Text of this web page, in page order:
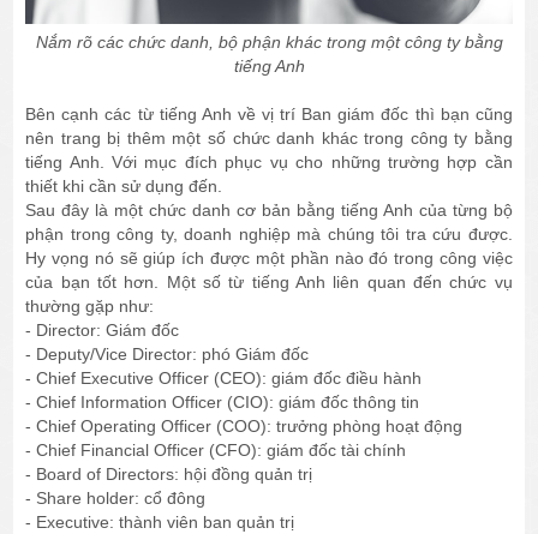
Nắm rõ các chức danh, bộ phận khác trong một công ty bằng
tiếng Anh
Bên cạnh các từ tiếng Anh về vị trí Ban giám đốc thì bạn cũng
nên trang bị thêm một số chức danh khác trong công ty bằng
tiếng Anh. Với mục đích phục vụ cho những trường hợp cần
thiết khi cần sử dụng đến.
Sau đây là một chức danh cơ bản bằng tiếng Anh của từng bộ
phận trong công ty, doanh nghiệp mà chúng tôi tra cứu được.
Hy vọng nó sẽ giúp ích được một phần nào đó trong công việc
của bạn tốt hơn. Một số từ tiếng Anh liên quan đến chức vụ
thường gặp như:
- Director: Giám đốc
- Deputy/Vice Director: phó Giám đốc
- Chief Executive Officer (CEO): giám đốc điều hành
- Chief Information Officer (CIO): giám đốc thông tin
- Chief Operating Officer (COO): trưởng phòng hoạt động
- Chief Financial Officer (CFO): giám đốc tài chính
- Board of Directors: hội đồng quản trị
- Share holder: cổ đông
- Executive: thành viên ban quản trị